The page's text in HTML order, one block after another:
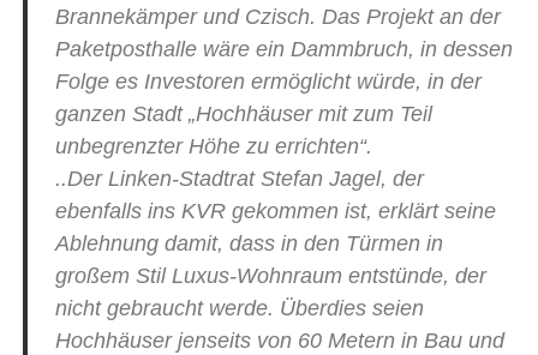
Brannekämper und Czisch. Das Projekt an der
Paketposthalle wäre ein Dammbruch, in dessen
Folge es Investoren ermöglicht würde, in der
ganzen Stadt „Hochhäuser mit zum Teil
unbegrenzter Höhe zu errichten“.
..Der Linken-Stadtrat Stefan Jagel, der
ebenfalls ins KVR gekommen ist, erklärt seine
Ablehnung damit, dass in den Türmen in
großem Stil Luxus-Wohnraum entstünde, der
nicht gebraucht werde. Überdies seien
Hochhäuser jenseits von 60 Metern in Bau und